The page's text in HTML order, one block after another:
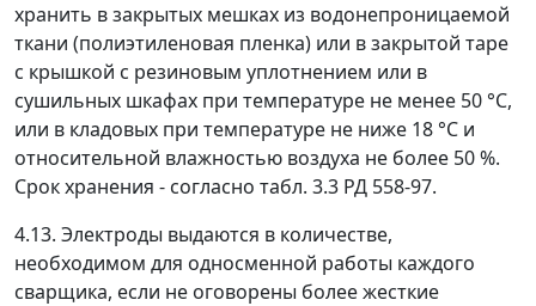
хранить в закрытых мешках из водонепроницаемой
ткани (полиэтиленовая пленка) или в закрытой таре
с крышкой с резиновым уплотнением или в
сушильных шкафах при температуре не менее 50 °С,
или в кладовых при температуре не ниже 18 °С и
относительной влажностью воздуха не более 50 %.
Срок хранения - согласно табл. 3.3 РД 558-97.
4.13. Электроды выдаются в количестве,
необходимом для односменной работы каждого
сварщика, если не оговорены более жесткие